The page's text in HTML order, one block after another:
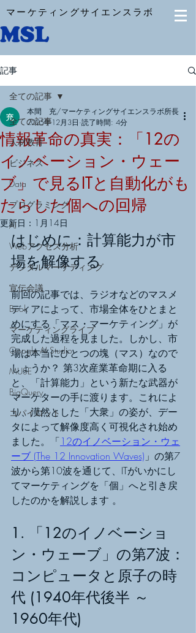
マーケティングサイエンスラボ
記事
全ての記事
人材教育
ビジネス
Data
プログラミング
AI
Webアクセス分析
デジタルマーケティング
宣伝会議
Book
マーケティングライブ
Google AI Studio
MUSE
BigQuery
コパイロット
全ての記事
情報革命の真実：「12の
イノベーション・ウェー
ブ」で見るITと自動化がも
たらした個への回帰
本間 充/マーケティングサイエンスラボ所長
2025年12月3日 読了時間: 4分
更新日： 1月14日
はじめに：計算能力が市
場を解像する
前回の記事では、ラジオなどのマスメ
ディアによって、市場全体をひとまと
めにする「マス・マーケティング」が
完成した過程を見ました。しかし、市
場は本当にひとつの塊（マス）なので
しょうか？ 第3次産業革命期に入る
と、「計算能力」という新たな武器が
マーケターの手に渡ります。これによ
り、漠然とした「大衆」の姿が、デー
タによって解像度高く可視化され始め
ました。「12のイノベーション・ウェ
ーブ (The 12 Innovation Waves) 」の第7
波から第10波を通じて、ITがいかにし
てマーケティングを「個」へと引き戻
したのかを解説します 。
1. 「12のイノベーショ
ン・ウェーブ」の第7波：
コンピュータと原子の時
代 (1940年代後半 ～
1960年代)